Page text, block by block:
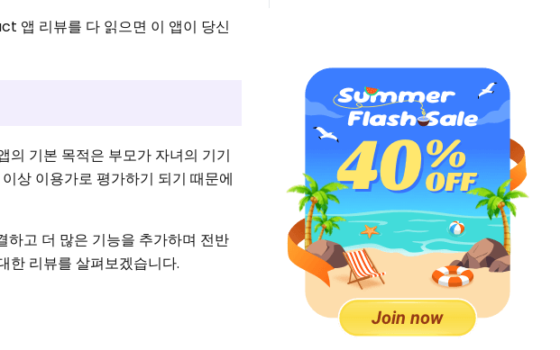
앱 리뷰를 다 읽으면 이 앱이 당신
기본 목적은 부모가 자녀의 기기
상 이용가로 평가하기 되기 때문에
하고 더 많은 기능을 추가하며 전반
한 리뷰를 살펴보겠습니다.